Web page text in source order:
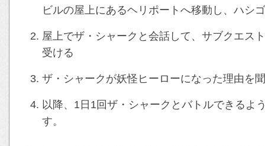
ビルの屋上にあるヘリポートへ移動し、ハシ
屋上でザ・シャークと会話して、サブクエス
受ける
ザ・シャークが妖怪ヒーローになった理由を
以降、1日1回ザ・シャークとバトルできるよ
す。